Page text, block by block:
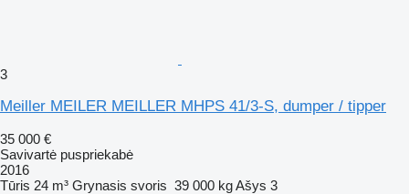
3
Meiller MEILER MEILLER MHPS 41/3-S, dumper / tipper
35 000 €
Savivartė puspriekabė
2016
Tūris 24 m³ Grynasis svoris 39 000 kgAšys 3